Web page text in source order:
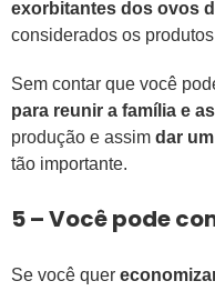
exorbitantes dos ovos
considerados os produtos
Sem contar que você
para reunir a família e
produção e assim dar
tão importante.
5 – Você pode
Se você quer